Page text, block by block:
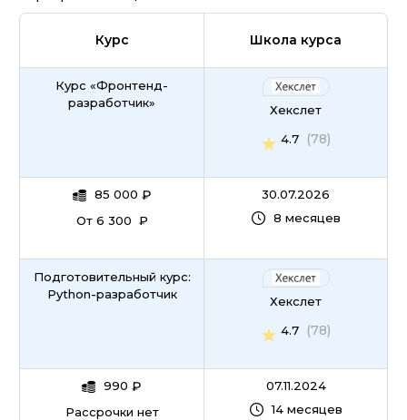
Курс Школа курса
Курс «Фронтенд-
разработчик»
85 000 ₽
От 6 300 ₽
Хекслет
4.7
(78)
30.07.2026
8 месяцев
Подготовительный курс:
Python-разработчик
990 ₽
Рассрочки нет
Хекслет
4.7
(78)
07.11.2024
14 месяцев